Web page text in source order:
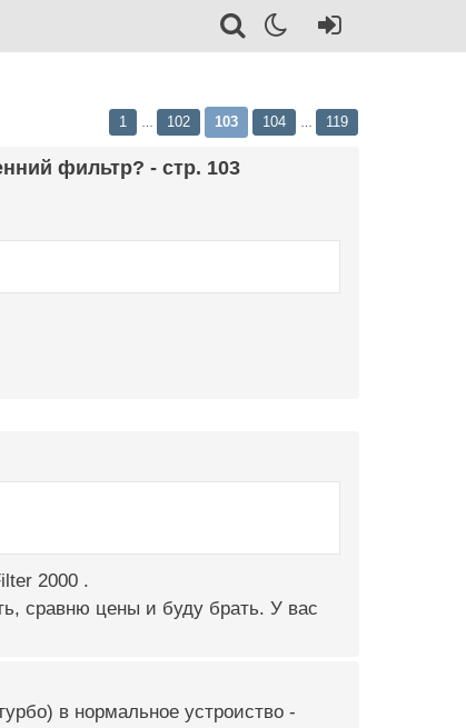
1 102 103 104 119
фильтр? - стр. 103
2000 .
сравню цены и буду брать. У вас
в нормальное устроиство -